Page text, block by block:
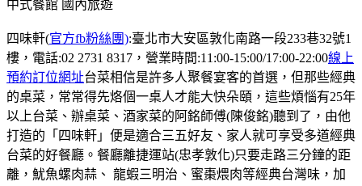
中式餐館 國內旅遊
四味軒(官方fb粉絲團):臺北市大安區敦化南路一段233巷32號1
樓，電話:02 2731 8317，營業時間:11:00-15:00/17:00-22:00線上
預約訂位網址台菜相信是許多人聚餐宴客的首選，但那些經典
的桌菜，常常得先烙個一桌人才能大快朵頤，這些煩惱有25年
以上台菜、辦桌菜、酒家菜的阿銘師傅(陳俊銘)聽到了，由他
打造的「四味軒」便是適合三五好友、家人就可享受多道經典
台菜的好餐廳。餐廳離捷運站(忠孝敦化)只要走路三分鐘的距
離，魷魚螺肉蒜、 龍蝦三明治、蜜棗煨肉等經典台灣味，加